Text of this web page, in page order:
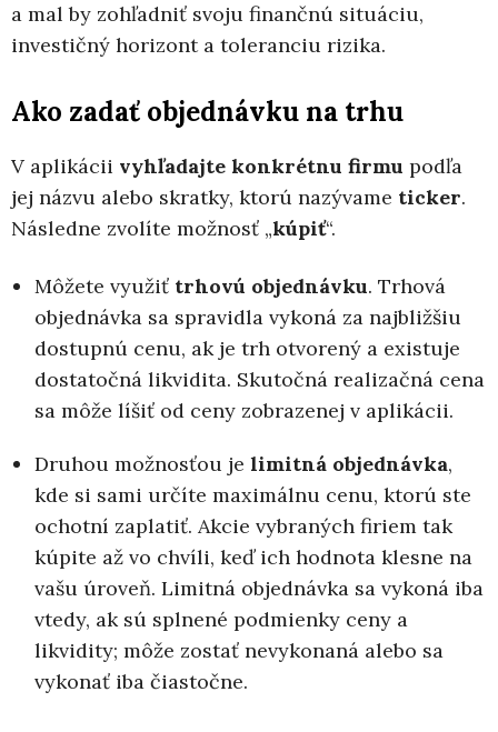
a mal by zohľadniť svoju finančnú situáciu,
investičný horizont a toleranciu rizika.
Ako zadať objednávku na trhu
V aplikácii vyhľadajte konkrétnu firmu podľa
jej názvu alebo skratky, ktorú nazývame ticker.
Následne zvolíte možnosť „kúpiť“.
Môžete využiť trhovú objednávku. Trhová
objednávka sa spravidla vykoná za najbližšiu
dostupnú cenu, ak je trh otvorený a existuje
dostatočná likvidita. Skutočná realizačná cena
sa môže líšiť od ceny zobrazenej v aplikácii.
Druhou možnosťou je limitná objednávka,
kde si sami určíte maximálnu cenu, ktorú ste
ochotní zaplatiť. Akcie vybraných firiem tak
kúpite až vo chvíli, keď ich hodnota klesne na
vašu úroveň. Limitná objednávka sa vykoná iba
vtedy, ak sú splnené podmienky ceny a
likvidity; môže zostať nevykonaná alebo sa
vykonať iba čiastočne.